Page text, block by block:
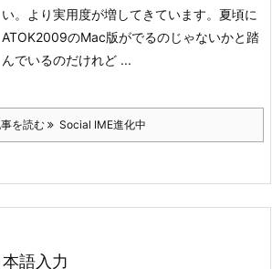
い。より実用度が増してきています。夏頃に
ATOK2009のMac版がでるのじゃないかと踏
んでいるのだけれど ...
を読む Social IME進化中
語入力